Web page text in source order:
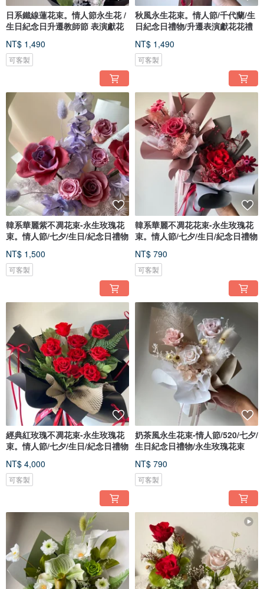
日系鐵線蓮花束。情人節永生花 /
生日紀念日升遷教師節 表演獻花
NT$ 1,490
可客製
秋風永生花束。情人節/千代蘭/生
日紀念日禮物/升遷表演獻花花禮
NT$ 1,490
可客製
韓系華麗紫不凋花束-永生玫瑰花
束。情人節/七夕/生日/紀念日禮物
NT$ 1,500
可客製
韓系華麗不凋花花束-永生玫瑰花
束。情人節/七夕/生日/紀念日禮物
NT$ 790
可客製
經典紅玫瑰不凋花束-永生玫瑰花
束。情人節/七夕/生日/紀念日禮物
NT$ 4,000
可客製
奶茶風永生花束-情人節/520/七夕/
生日紀念日禮物/永生玫瑰花束
NT$ 790
可客製